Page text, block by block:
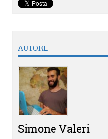
AUTORE
Simone Valeri